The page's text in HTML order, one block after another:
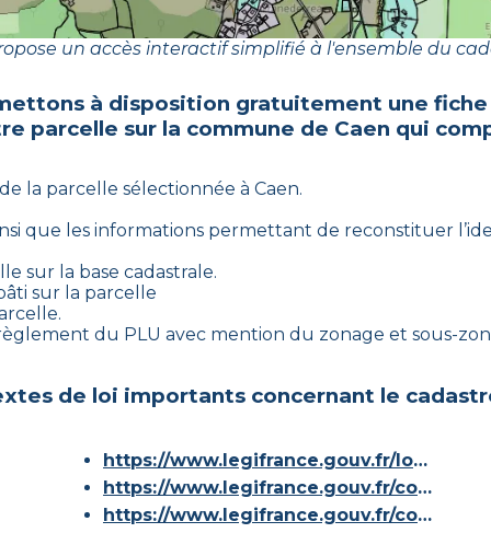
un accès interactif simplifié à l'ensemble du
à disposition gratuitement une
parcelle sur la commune de Caen qui
la parcelle sélectionnée à Caen.
que les informations permettant de reconstituer
sur la base cadastrale.
sur la parcelle
du PLU avec mention du zonage et sous-
de loi importants concernant le
https://www.legifrance.gouv.fr/loda/id/JORFTEXT000000686267/
https://www.legifrance.gouv.fr/codes/article_lc/LEGIARTI000036588629/
https://www.legifrance.gouv.fr/codes/id/LEGISCTA000006180153/